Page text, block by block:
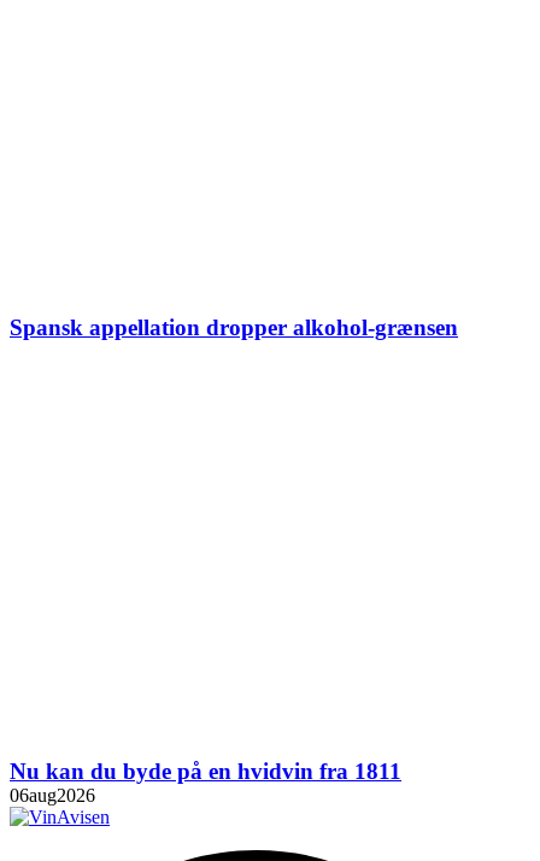
Spansk appellation dropper alkohol-grænsen
Nu kan du byde på en hvidvin fra 1811
06aug2026